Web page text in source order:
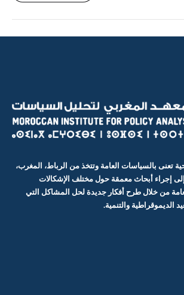
إجراء أبحاث معمقة حول مختلف الإشكالات
من خلال طرح أفكار جديدة لحل المشاكل التي
الديموقراطية والتنمية.